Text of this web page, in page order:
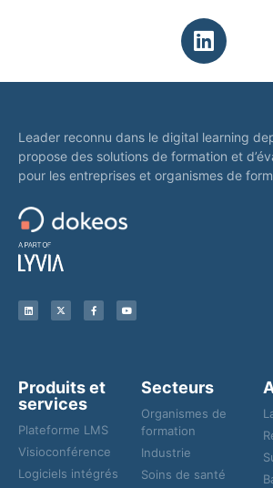
Leader reconnu dans le digital learning
propose des solutions de formation et
pour les entreprises et organismes de
Produits et
services
Plateforme LMS
Visioconférence
Logiciels intégrés
Secteurs
Organismes de
formation
Industrie
Soins de santé